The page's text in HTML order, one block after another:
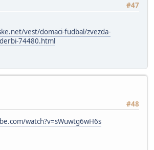
#47
vest/domaci-fudbal/zvezda-
74480.html
#48
watch?v=sWuwtg6wH6s